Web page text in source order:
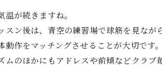
が続きますね。
スン後は、青空の練習場で球筋を見なが
動作をマッチングさせることが大切です。
ムのほかにもアドレスや前傾などクラブ